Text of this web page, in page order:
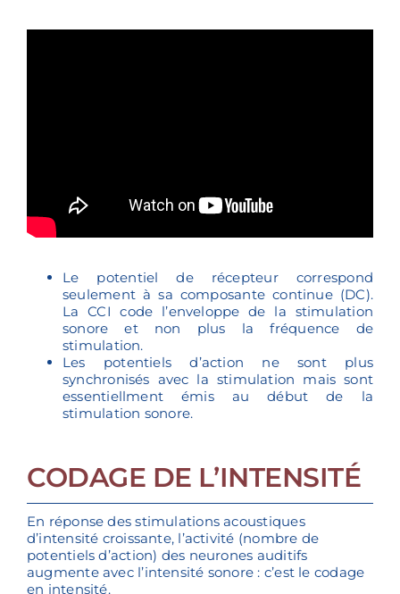
Le potentiel de récepteur correspond
seulement à sa composante continue (DC).
La CCI code l’enveloppe de la stimulation
sonore et non plus la fréquence de
stimulation.
Les potentiels d’action ne sont plus
synchronisés avec la stimulation mais sont
essentiellment émis au début de la
stimulation sonore.
CODAGE DE L’INTENSITÉ
En réponse des stimulations acoustiques
d’intensité croissante, l’activité (nombre de
potentiels d’action) des neurones auditifs
augmente avec l’intensité sonore : c’est le codage
en intensité.